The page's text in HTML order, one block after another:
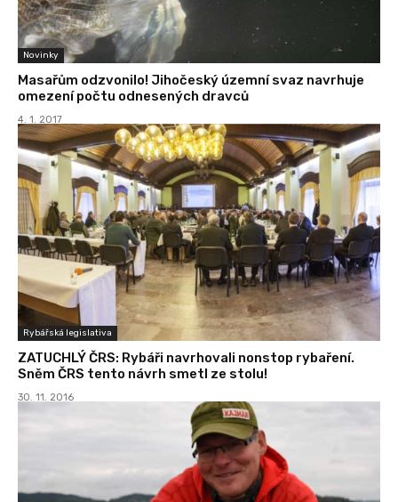
Novinky
Masařům odzvonilo! Jihočeský územní svaz navrhuje
omezení počtu odnesených dravců
4. 1. 2017
Rybářská legislativa
ZATUCHLÝ ČRS: Rybáři navrhovali nonstop rybaření.
Sněm ČRS tento návrh smetl ze stolu!
30. 11. 2016